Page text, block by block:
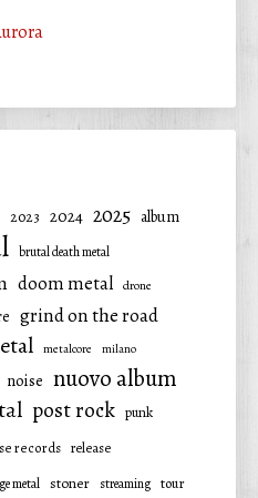
2023 2024 2025 album
brutal death metal
doom metal drone
grind on the road
metalcore milano
noise nuovo album
post rock punk
records release
metal stoner streaming tour